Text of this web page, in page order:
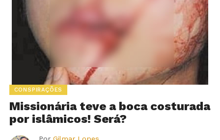
CONSPIRAÇÕES
Missionária teve a boca costurada
por islâmicos! Será?